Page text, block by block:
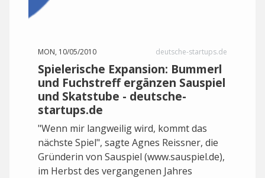
MON, 10/05/2010 deutsche-startups.de
Spielerische Expansion: Bummerl
und Fuchstreff ergänzen Sauspiel
und Skatstube - deutsche-
startups.de
"Wenn mir langweilig wird, kommt das
nächste Spiel", sagte Agnes Reissner, die
Gründerin von Sauspiel (www.sauspiel.de),
im Herbst des vergangenen Jahres